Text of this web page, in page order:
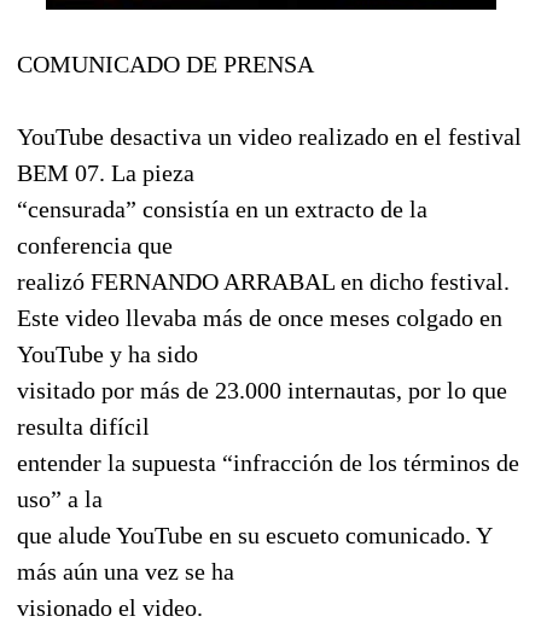
COMUNICADO DE PRENSA
YouTube desactiva un video realizado en el festival
BEM 07. La pieza
“censurada” consistía en un extracto de la
conferencia que
realizó FERNANDO ARRABAL en dicho festival.
Este video llevaba más de once meses colgado en
YouTube y ha sido
visitado por más de 23.000 internautas, por lo que
resulta difícil
entender la supuesta “infracción de los términos de
uso” a la
que alude YouTube en su escueto comunicado. Y
más aún una vez se ha
visionado el video.